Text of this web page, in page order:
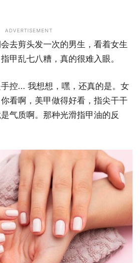
ADVERTISEMENT
去剪头发一次的男生，看着女生
甲乱七八糟，真的很难入眼。
控... 我想想，嘿，还真的是。女
看啊，美甲做得好看，指尖干干
气质啊。那种光滑指甲油的反